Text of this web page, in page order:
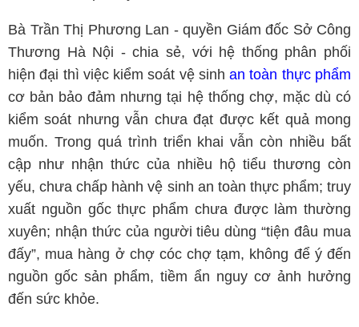
Bà Trần Thị Phương Lan - quyền Giám đốc Sở Công
Thương Hà Nội - chia sẻ, với hệ thống phân phối
hiện đại thì việc kiểm soát vệ sinhan toàn thực phẩm
cơ bản bảo đảm nhưng tại hệ thống chợ, mặc dù có
kiểm soát nhưng vẫn chưa đạt được kết quả mong
muốn. Trong quá trình triển khai vẫn còn nhiều bất
cập như nhận thức của nhiều hộ tiểu thương còn
yếu, chưa chấp hành vệ sinh an toàn thực phẩm; truy
xuất nguồn gốc thực phẩm chưa được làm thường
xuyên; nhận thức của người tiêu dùng “tiện đâu mua
đấy”, mua hàng ở chợ cóc chợ tạm, không để ý đến
nguồn gốc sản phẩm, tiềm ẩn nguy cơ ảnh hưởng
đến sức khỏe.